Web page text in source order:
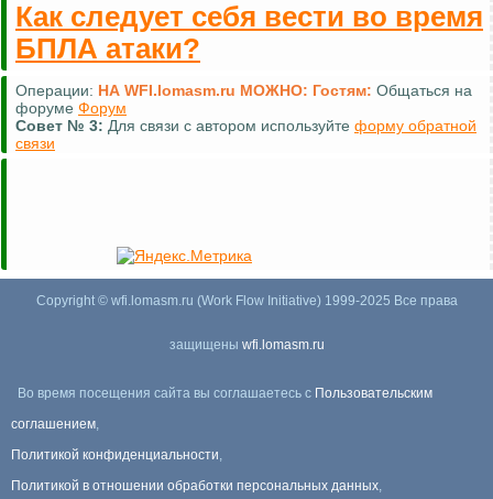
Как следует себя вести во время
БПЛА атаки?
Операции: НА WFI.lomasm.ru МОЖНО: Гостям: Общаться на
форуме Форум
Совет № 3: Для связи с автором используйте форму обратной
связи
Copyright © wfi.lomasm.ru (Work Flow Initiative) 1999-2025 Все права
защищены wfi.lomasm.ru
Во время посещения сайта вы соглашаетесь с Пользовательским
соглашением,
Политикой конфиденциальности,
Политикой в отношении обработки персональных данных,